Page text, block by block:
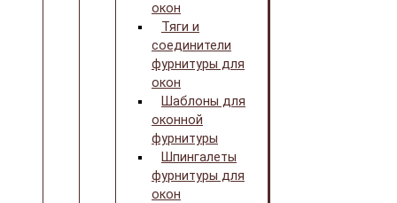
окон
Тяги и
соединители
фурнитуры для
окон
Шаблоны для
оконной
фурнитуры
Шпингалеты
фурнитуры для
окон